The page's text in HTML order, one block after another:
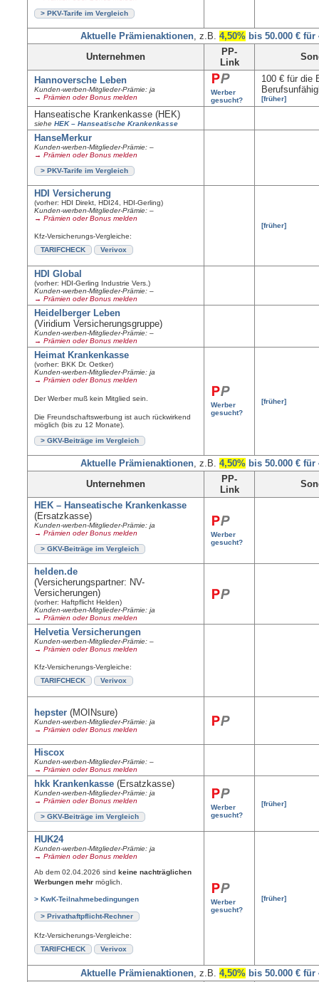
> PKV-Tarife im Vergleich
Aktuelle Prämienaktionen , z.B.4,50% bis 50.000 € für
Unternehmen
PP-
Link
Hannoversche Leben
Kunden-werben-Mitglieder-Prämie: ja
→ Prämien oder Bonus melden
Werber
gesucht?
100 € für die
[früher]
Hanseatische Krankenkasse (HEK)
sieheHEK – Hanseatische Krankenkasse
HanseMerkur
Kunden-werben-Mitglieder-Prämie: –
→ Prämien oder Bonus melden
> PKV-Tarife im Vergleich
HDI Versicherung
(vorher: HDI Direkt, HDI24, HDI-Gerling)
Kunden-werben-Mitglieder-Prämie: –
→ Prämien oder Bonus melden
Kfz-Versicherungs-Vergleiche:
TARIFCHECK
Verivox
[früher]
HDI Global
(vorher: HDI-Gerling Industrie Vers.)
Kunden-werben-Mitglieder-Prämie: –
→ Prämien oder Bonus melden
Heidelberger Leben
(Viridium Versicherungsgruppe)
Kunden-werben-Mitglieder-Prämie: –
→ Prämien oder Bonus melden
Heimat Krankenkasse
(vorher: BKK Dr. Oetker)
Kunden-werben-Mitglieder-Prämie: ja
→ Prämien oder Bonus melden
Der Werber muß kein Mitglied sein.
Die Freundschaftswerbung ist auch rückwirkend
möglich (bis zu 12 Monate).
> GKV-Beiträge im Vergleich
Werber
gesucht?
[früher]
Aktuelle Prämienaktionen , z.B.4,50% bis 50.000 € für
Unternehmen
PP-
Link
HEK – Hanseatische Krankenkasse
(Ersatzkasse)
Kunden-werben-Mitglieder-Prämie: ja
→ Prämien oder Bonus melden
> GKV-Beiträge im Vergleich
Werber
gesucht?
helden.de
(Versicherungspartner: NV-
Versicherungen)
(vorher: Haftpflicht Helden)
Kunden-werben-Mitglieder-Prämie: ja
→ Prämien oder Bonus melden
Helvetia Versicherungen
Kunden-werben-Mitglieder-Prämie: –
→ Prämien oder Bonus melden
Kfz-Versicherungs-Vergleiche:
TARIFCHECK
Verivox
hepster (MOINsure)
Kunden-werben-Mitglieder-Prämie: ja
→ Prämien oder Bonus melden
Hiscox
Kunden-werben-Mitglieder-Prämie: –
→ Prämien oder Bonus melden
hkk Krankenkasse (Ersatzkasse)
Kunden-werben-Mitglieder-Prämie: ja
→ Prämien oder Bonus melden
> GKV-Beiträge im Vergleich
Werber
gesucht?
[früher]
HUK24
Kunden-werben-Mitglieder-Prämie: ja
→ Prämien oder Bonus melden
Ab dem 02.04.2026 sindkeine nach­träg­lichen
Wer­bun­gen mehr möglich.
> KwK-Teilnahmebedingungen
> Privathaftpflicht-Rechner
Kfz-Versicherungs-Vergleiche:
TARIFCHECK
Verivox
Werber
gesucht?
[früher]
Aktuelle Prämienaktionen , z.B.4,50% bis 50.000 € für